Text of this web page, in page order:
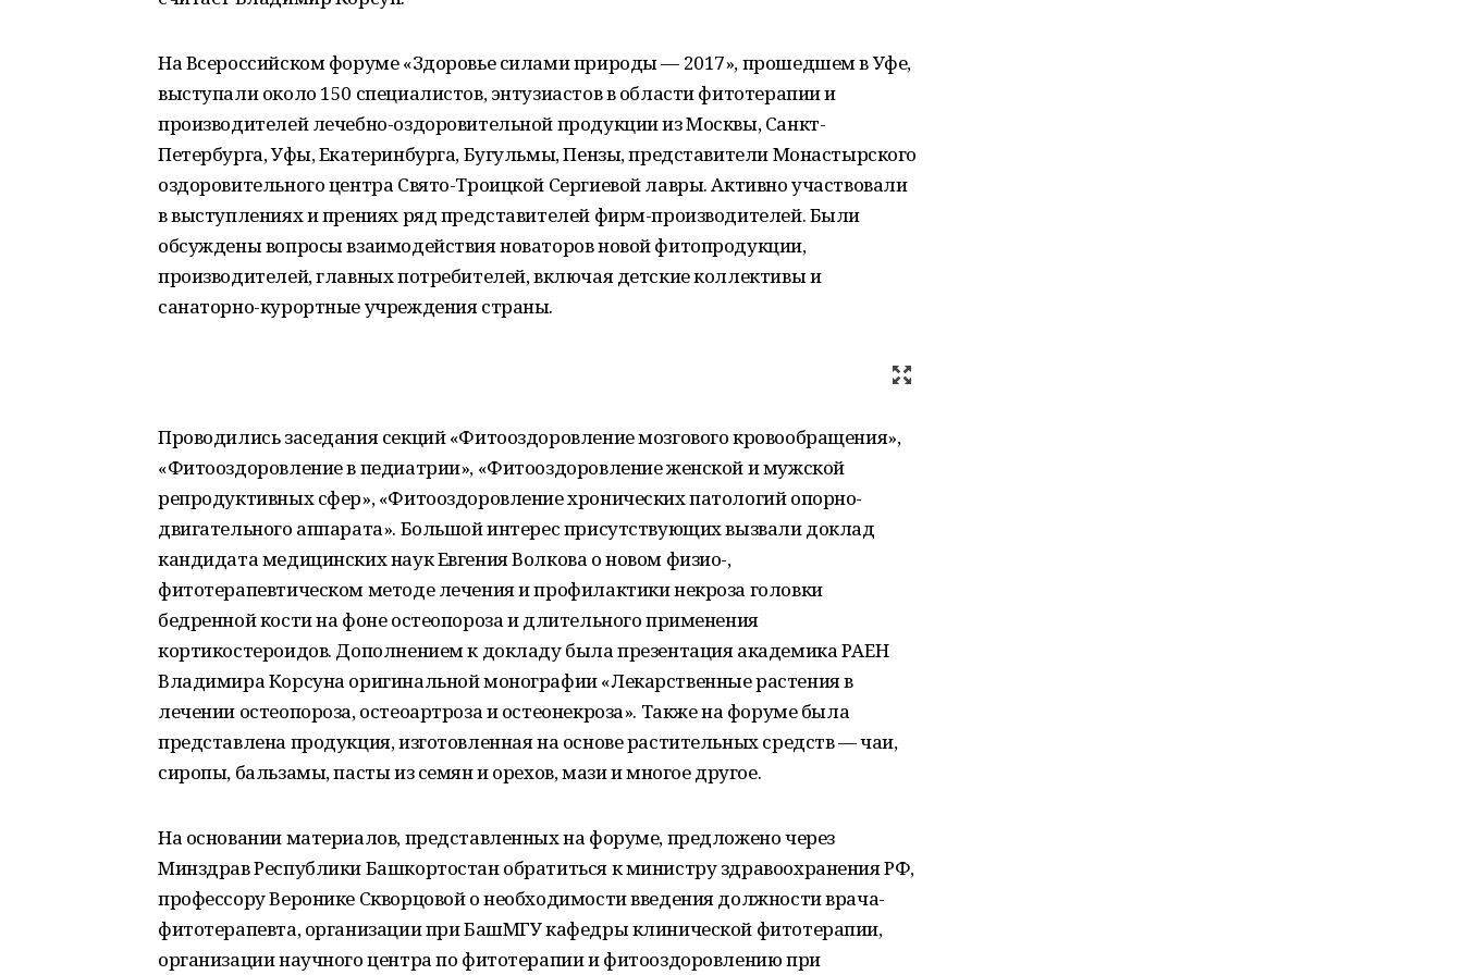
На Всероссийском форуме «Здоровье силами природы — 2017», прошедшем в Уфе,
выступали около 150 специалистов, энтузиастов в области фитотерапии и
производителей лечебно-оздоровительной продукции из Москвы, Санкт-
Петербурга, Уфы, Екатеринбурга, Бугульмы, Пензы, представители Монастырского
оздоровительного центра Свято-Троицкой Сергиевой лавры. Активно участвовали
в выступлениях и прениях ряд представителей фирм-производителей. Были
обсуждены вопросы взаимодействия новаторов новой фитопродукции,
производителей, главных потребителей, включая детские коллективы и
санаторно-курортные учреждения страны.
Проводились заседания секций «Фитооздоровление мозгового кровообращения»,
«Фитооздоровление в педиатрии», «Фитооздоровление женской и мужской
репродуктивных сфер», «Фитооздоровление хронических патологий опорно-
двигательного аппарата». Большой интерес присутствующих вызвали доклад
кандидата медицинских наук Евгения Волкова о новом физио-,
фитотерапевтическом методе лечения и профилактики некроза головки
бедренной кости на фоне остеопороза и длительного применения
кортикостероидов. Дополнением к докладу была презентация академика РАЕН
Владимира Корсуна оригинальной монографии «Лекарственные растения в
лечении остеопороза, остеоартроза и остеонекроза». Также на форуме была
представлена продукция, изготовленная на основе растительных средств — чаи,
сиропы, бальзамы, пасты из семян и орехов, мази и многое другое.
На основании материалов, представленных на форуме, предложено через
Минздрав Республики Башкортостан обратиться к министру здравоохранения РФ,
профессору Веронике Скворцовой о необходимости введения должности врача-
фитотерапевта, организации при БашМГУ кафедры клинической фитотерапии,
организации научного центра по фитотерапии и фитооздоровлению при